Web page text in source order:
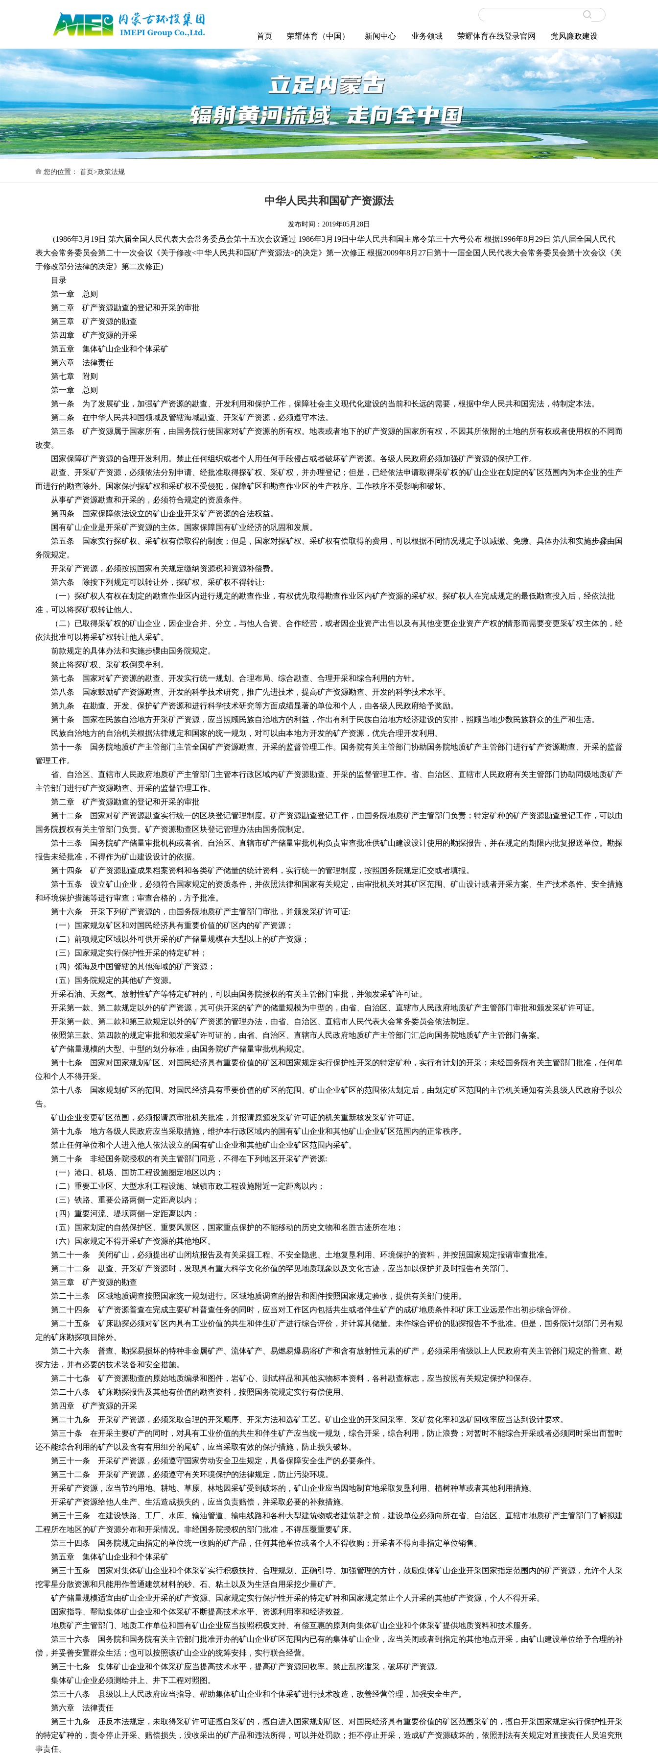
首页 荣耀体育（中国） 新闻中心 业务领域 荣耀体育在线登录官网 党风廉政建设
职工天地 荣耀体育（中国）
您的位置： 首页>政策法规
中华人民共和国矿产资源法
发布时间：2019年05月28日
(1986年3月19日 第六届全国人民代表大会常务委员会第十五次会议通过 1986年3月19日中华人民共和国主席令第三十六号公布 根据1996年8月29日 第八届全国人民代
表大会常务委员会第二十一次会议《关于修改<中华人民共和国矿产资源法>的决定》第一次修正 根据2009年8月27日第十一届全国人民代表大会常务委员会第十次会议《关
于修改部分法律的决定》第二次修正)
目录
第一章 总则
第二章 矿产资源勘查的登记和开采的审批
第三章 矿产资源的勘查
第四章 矿产资源的开采
第五章 集体矿山企业和个体采矿
第六章 法律责任
第七章 附则
第一章 总则
第一条 为了发展矿业，加强矿产资源的勘查、开发利用和保护工作，保障社会主义现代化建设的当前和长远的需要，根据中华人民共和国宪法，特制定本法。
第二条 在中华人民共和国领域及管辖海域勘查、开采矿产资源，必须遵守本法。
第三条 矿产资源属于国家所有，由国务院行使国家对矿产资源的所有权。地表或者地下的矿产资源的国家所有权，不因其所依附的土地的所有权或者使用权的不同而
改变。
国家保障矿产资源的合理开发利用。禁止任何组织或者个人用任何手段侵占或者破坏矿产资源。各级人民政府必须加强矿产资源的保护工作。
勘查、开采矿产资源，必须依法分别申请、经批准取得探矿权、采矿权，并办理登记；但是，已经依法申请取得采矿权的矿山企业在划定的矿区范围内为本企业的生产
而进行的勘查除外。国家保护探矿权和采矿权不受侵犯，保障矿区和勘查作业区的生产秩序、工作秩序不受影响和破坏。
从事矿产资源勘查和开采的，必须符合规定的资质条件。
第四条 国家保障依法设立的矿山企业开采矿产资源的合法权益。
国有矿山企业是开采矿产资源的主体。国家保障国有矿业经济的巩固和发展。
第五条 国家实行探矿权、采矿权有偿取得的制度；但是，国家对探矿权、采矿权有偿取得的费用，可以根据不同情况规定予以减缴、免缴。具体办法和实施步骤由国
务院规定。
开采矿产资源，必须按照国家有关规定缴纳资源税和资源补偿费。
第六条 除按下列规定可以转让外，探矿权、采矿权不得转让:
（一）探矿权人有权在划定的勘查作业区内进行规定的勘查作业，有权优先取得勘查作业区内矿产资源的采矿权。探矿权人在完成规定的最低勘查投入后，经依法批
准，可以将探矿权转让他人。
（二）已取得采矿权的矿山企业，因企业合并、分立，与他人合资、合作经营，或者因企业资产出售以及有其他变更企业资产产权的情形而需要变更采矿权主体的，经
依法批准可以将采矿权转让他人采矿。
前款规定的具体办法和实施步骤由国务院规定。
禁止将探矿权、采矿权倒卖牟利。
第七条 国家对矿产资源的勘查、开发实行统一规划、合理布局、综合勘查、合理开采和综合利用的方针。
第八条 国家鼓励矿产资源勘查、开发的科学技术研究，推广先进技术，提高矿产资源勘查、开发的科学技术水平。
第九条 在勘查、开发、保护矿产资源和进行科学技术研究等方面成绩显著的单位和个人，由各级人民政府给予奖励。
第十条 国家在民族自治地方开采矿产资源，应当照顾民族自治地方的利益，作出有利于民族自治地方经济建设的安排，照顾当地少数民族群众的生产和生活。
民族自治地方的自治机关根据法律规定和国家的统一规划，对可以由本地方开发的矿产资源，优先合理开发利用。
第十一条 国务院地质矿产主管部门主管全国矿产资源勘查、开采的监督管理工作。国务院有关主管部门协助国务院地质矿产主管部门进行矿产资源勘查、开采的监督
管理工作。
省、自治区、直辖市人民政府地质矿产主管部门主管本行政区域内矿产资源勘查、开采的监督管理工作。省、自治区、直辖市人民政府有关主管部门协助同级地质矿产
主管部门进行矿产资源勘查、开采的监督管理工作。
第二章 矿产资源勘查的登记和开采的审批
第十二条 国家对矿产资源勘查实行统一的区块登记管理制度。矿产资源勘查登记工作，由国务院地质矿产主管部门负责；特定矿种的矿产资源勘查登记工作，可以由
国务院授权有关主管部门负责。矿产资源勘查区块登记管理办法由国务院制定。
第十三条 国务院矿产储量审批机构或者省、自治区、直辖市矿产储量审批机构负责审查批准供矿山建设设计使用的勘探报告，并在规定的期限内批复报送单位。勘探
报告未经批准，不得作为矿山建设设计的依据。
第十四条 矿产资源勘查成果档案资料和各类矿产储量的统计资料，实行统一的管理制度，按照国务院规定汇交或者填报。
第十五条 设立矿山企业，必须符合国家规定的资质条件，并依照法律和国家有关规定，由审批机关对其矿区范围、矿山设计或者开采方案、生产技术条件、安全措施
和环境保护措施等进行审查；审查合格的，方予批准。
第十六条 开采下列矿产资源的，由国务院地质矿产主管部门审批，并颁发采矿许可证:
（一）国家规划矿区和对国民经济具有重要价值的矿区内的矿产资源；
（二）前项规定区域以外可供开采的矿产储量规模在大型以上的矿产资源；
（三）国家规定实行保护性开采的特定矿种；
（四）领海及中国管辖的其他海域的矿产资源；
（五）国务院规定的其他矿产资源。
开采石油、天然气、放射性矿产等特定矿种的，可以由国务院授权的有关主管部门审批，并颁发采矿许可证。
开采第一款、第二款规定以外的矿产资源，其可供开采的矿产的储量规模为中型的，由省、自治区、直辖市人民政府地质矿产主管部门审批和颁发采矿许可证。
开采第一款、第二款和第三款规定以外的矿产资源的管理办法，由省、自治区、直辖市人民代表大会常务委员会依法制定。
依照第三款、第四款的规定审批和颁发采矿许可证的，由省、自治区、直辖市人民政府地质矿产主管部门汇总向国务院地质矿产主管部门备案。
矿产储量规模的大型、中型的划分标准，由国务院矿产储量审批机构规定。
第十七条 国家对国家规划矿区、对国民经济具有重要价值的矿区和国家规定实行保护性开采的特定矿种，实行有计划的开采；未经国务院有关主管部门批准，任何单
位和个人不得开采。
第十八条 国家规划矿区的范围、对国民经济具有重要价值的矿区的范围、矿山企业矿区的范围依法划定后，由划定矿区范围的主管机关通知有关县级人民政府予以公
告。
矿山企业变更矿区范围，必须报请原审批机关批准，并报请原颁发采矿许可证的机关重新核发采矿许可证。
第十九条 地方各级人民政府应当采取措施，维护本行政区域内的国有矿山企业和其他矿山企业矿区范围内的正常秩序。
禁止任何单位和个人进入他人依法设立的国有矿山企业和其他矿山企业矿区范围内采矿。
第二十条 非经国务院授权的有关主管部门同意，不得在下列地区开采矿产资源:
（一）港口、机场、国防工程设施圈定地区以内；
（二）重要工业区、大型水利工程设施、城镇市政工程设施附近一定距离以内；
（三）铁路、重要公路两侧一定距离以内；
（四）重要河流、堤坝两侧一定距离以内；
（五）国家划定的自然保护区、重要风景区，国家重点保护的不能移动的历史文物和名胜古迹所在地；
（六）国家规定不得开采矿产资源的其他地区。
第二十一条 关闭矿山，必须提出矿山闭坑报告及有关采掘工程、不安全隐患、土地复垦利用、环境保护的资料，并按照国家规定报请审查批准。
第二十二条 勘查、开采矿产资源时，发现具有重大科学文化价值的罕见地质现象以及文化古迹，应当加以保护并及时报告有关部门。
第三章 矿产资源的勘查
第二十三条 区域地质调查按照国家统一规划进行。区域地质调查的报告和图件按照国家规定验收，提供有关部门使用。
第二十四条 矿产资源普查在完成主要矿种普查任务的同时，应当对工作区内包括共生或者伴生矿产的成矿地质条件和矿床工业远景作出初步综合评价。
第二十五条 矿床勘探必须对矿区内具有工业价值的共生和伴生矿产进行综合评价，并计算其储量。未作综合评价的勘探报告不予批准。但是，国务院计划部门另有规
定的矿床勘探项目除外。
第二十六条 普查、勘探易损坏的特种非金属矿产、流体矿产、易燃易爆易溶矿产和含有放射性元素的矿产，必须采用省级以上人民政府有关主管部门规定的普查、勘
探方法，并有必要的技术装备和安全措施。
第二十七条 矿产资源勘查的原始地质编录和图件，岩矿心、测试样品和其他实物标本资料，各种勘查标志，应当按照有关规定保护和保存。
第二十八条 矿床勘探报告及其他有价值的勘查资料，按照国务院规定实行有偿使用。
第四章 矿产资源的开采
第二十九条 开采矿产资源，必须采取合理的开采顺序、开采方法和选矿工艺。矿山企业的开采回采率、采矿贫化率和选矿回收率应当达到设计要求。
第三十条 在开采主要矿产的同时，对具有工业价值的共生和伴生矿产应当统一规划，综合开采，综合利用，防止浪费；对暂时不能综合开采或者必须同时采出而暂时
还不能综合利用的矿产以及含有有用组分的尾矿，应当采取有效的保护措施，防止损失破坏。
第三十一条 开采矿产资源，必须遵守国家劳动安全卫生规定，具备保障安全生产的必要条件。
第三十二条 开采矿产资源，必须遵守有关环境保护的法律规定，防止污染环境。
开采矿产资源，应当节约用地。耕地、草原、林地因采矿受到破坏的，矿山企业应当因地制宜地采取复垦利用、植树种草或者其他利用措施。
开采矿产资源给他人生产、生活造成损失的，应当负责赔偿，并采取必要的补救措施。
第三十三条 在建设铁路、工厂、水库、输油管道、输电线路和各种大型建筑物或者建筑群之前，建设单位必须向所在省、自治区、直辖市地质矿产主管部门了解拟建
工程所在地区的矿产资源分布和开采情况。非经国务院授权的部门批准，不得压覆重要矿床。
第三十四条 国务院规定由指定的单位统一收购的矿产品，任何其他单位或者个人不得收购；开采者不得向非指定单位销售。
第五章 集体矿山企业和个体采矿
第三十五条 国家对集体矿山企业和个体采矿实行积极扶持、合理规划、正确引导、加强管理的方针，鼓励集体矿山企业开采国家指定范围内的矿产资源，允许个人采
挖零星分散资源和只能用作普通建筑材料的砂、石、粘土以及为生活自用采挖少量矿产。
矿产储量规模适宜由矿山企业开采的矿产资源、国家规定实行保护性开采的特定矿种和国家规定禁止个人开采的其他矿产资源，个人不得开采。
国家指导、帮助集体矿山企业和个体采矿不断提高技术水平、资源利用率和经济效益。
地质矿产主管部门、地质工作单位和国有矿山企业应当按照积极支持、有偿互惠的原则向集体矿山企业和个体采矿提供地质资料和技术服务。
第三十六条 国务院和国务院有关主管部门批准开办的矿山企业矿区范围内已有的集体矿山企业，应当关闭或者到指定的其他地点开采，由矿山建设单位给予合理的补
偿，并妥善安置群众生活；也可以按照该矿山企业的统筹安排，实行联合经营。
第三十七条 集体矿山企业和个体采矿应当提高技术水平，提高矿产资源回收率。禁止乱挖滥采，破坏矿产资源。
集体矿山企业必须测绘井上、井下工程对照图。
第三十八条 县级以上人民政府应当指导、帮助集体矿山企业和个体采矿进行技术改造，改善经营管理，加强安全生产。
第六章 法律责任
第三十九条 违反本法规定，未取得采矿许可证擅自采矿的，擅自进入国家规划矿区、对国民经济具有重要价值的矿区范围采矿的，擅自开采国家规定实行保护性开采
的特定矿种的，责令停止开采、赔偿损失，没收采出的矿产品和违法所得，可以并处罚款；拒不停止开采，造成矿产资源破坏的，依照刑法有关规定对直接责任人员追究刑
事责任。